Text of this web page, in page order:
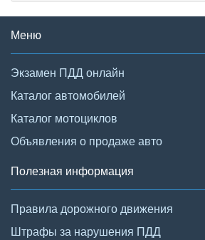
Меню
Экзамен ПДД онлайн
Каталог автомобилей
Каталог мотоциклов
Объявления о продаже авто
Полезная информация
Правила дорожного движения
Штрафы за нарушения ПДД